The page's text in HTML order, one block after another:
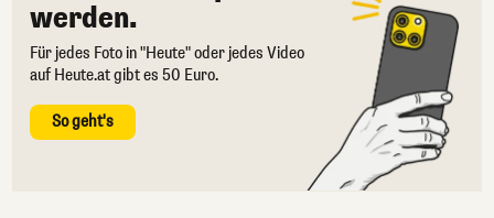
werden.
Für jedes Foto in "Heute" oder jedes Video
auf Heute.at gibt es 50 Euro.
So geht's